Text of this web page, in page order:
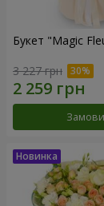
Букет "Magic
3 227 грн